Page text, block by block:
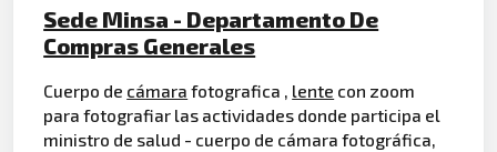
Sede Minsa - Departamento De
Compras Generales
Cuerpo de cámara fotografica , lente con zoom
para fotografiar las actividades donde participa el
ministro de salud - cuerpo de cámara fotográfica,